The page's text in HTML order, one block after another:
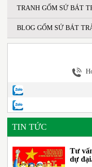
TRANH GỐM SỨ BÁT
BLOG GỐM SỨ BÁT
TIN TỨC
Tư
dự